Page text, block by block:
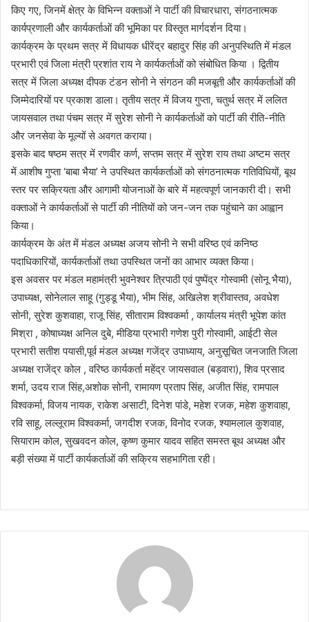
किए गए, जिनमें क्षेत्र के विभिन्न वक्ताओं ने पार्टी की विचारधारा, संगठनात्मक
कार्यप्रणाली और कार्यकर्ताओं की भूमिका पर विस्तृत मार्गदर्शन दिया।
कार्यक्रम के प्रथम सत्र में विधायक धीरेंद्र बहादुर सिंह की अनुपस्थिति में मंडल
प्रभारी एवं जिला मंत्री प्रशांत राय ने कार्यकर्ताओं को संबोधित किया । द्वितीय
सत्र में जिला अध्यक्ष दीपक टंडन सोनी ने संगठन की मजबूती और कार्यकर्ताओं की
जिम्मेदारियों पर प्रकाश डाला। तृतीय सत्र में विजय गुप्ता, चतुर्थ सत्र में ललित
जायसवाल तथा पंचम सत्र में सुरेश सोनी ने कार्यकर्ताओं को पार्टी की रीति-नीति
और जनसेवा के मूल्यों से अवगत कराया।
इसके बाद षष्ठम सत्र में रणवीर कर्ण, सप्तम सत्र में सुरेश राय तथा अष्टम सत्र
में आशीष गुप्ता ‘बाबा भैया’ ने उपस्थित कार्यकर्ताओं को संगठनात्मक गतिविधियों, बूथ
स्तर पर सक्रियता और आगामी योजनाओं के बारे में महत्वपूर्ण जानकारी दी। सभी
वक्ताओं ने कार्यकर्ताओं से पार्टी की नीतियों को जन-जन तक पहुंचाने का आह्वान
किया।
कार्यक्रम के अंत में मंडल अध्यक्ष अजय सोनी ने सभी वरिष्ठ एवं कनिष्ठ
पदाधिकारियों, कार्यकर्ताओं तथा उपस्थित जनों का आभार व्यक्त किया।
इस अवसर पर मंडल महामंत्री भुवनेश्वर त्रिपाठी एवं पुष्पेंद्र गोस्वामी (सोनू भैया),
उपाध्यक्ष, सोनेलाल साहू (गुड्डू भैया), भीम सिंह, अखिलेश श्रीवास्तव, अवधेश
सोनी, सुरेश कुशवाहा, राजू सिंह, सीताराम विश्वकर्मा , कार्यालय मंत्री भूपेश कांत
मिश्रा , कोषाध्यक्ष अनिल दुबे, मीडिया प्रभारी गणेश पुरी गोस्वामी, आईटी सेल
प्रभारी सतीश पयासी,पूर्व मंडल अध्यक्ष गजेंद्र उपाध्याय, अनुसूचित जनजाति जिला
अध्यक्ष राजेंद्र कोल , वरिष्ठ कार्यकर्ता महेंद्र जायसवाल (बड़वारा), शिव प्रसाद
शर्मा, उदय राज सिंह,अशोक सोनी, रामायण प्रताप सिंह, अजीत सिंह, रामपाल
विश्वकर्मा, विजय नायक, राकेश असाटी, दिनेश पांडे, महेश रजक, महेश कुशवाहा,
रवि साहू, लल्लूराम विश्वकर्मा, जगदीश रजक, विनोद रजक, श्यामलाल कुशवाह,
सियाराम कोल, सुखवदन कोल, कृष्ण कुमार यादव सहित समस्त बूथ अध्यक्ष और
बड़ी संख्या में पार्टी कार्यकर्ताओं की सक्रिय सहभागिता रही।